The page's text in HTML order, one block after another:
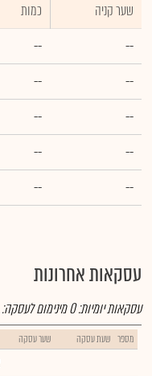
שער קניה כמות
--
--
--
--
--
--
--
--
--
--
עסקאות אחרונות
עסקאות יומיות:0מינימום לעסקה:
מספר שעת עסקה שער עסקה